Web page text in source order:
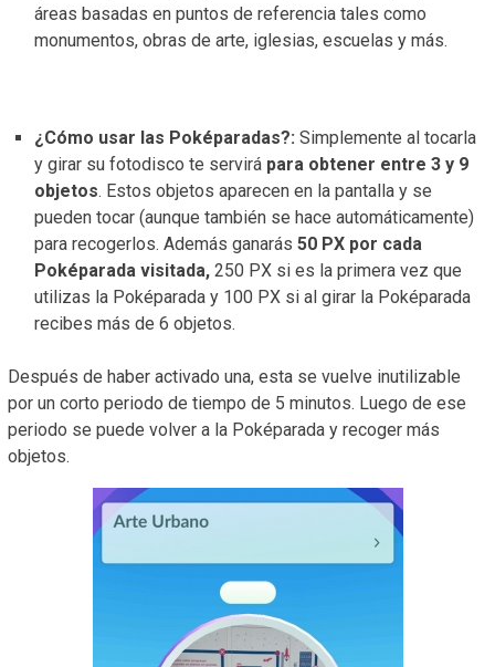
áreas basadas en puntos de referencia tales como
monumentos, obras de arte, iglesias, escuelas y más.
¿Cómo usar las Poképaradas?: Simplemente al tocarla
y girar su fotodisco te servirá para obtener entre 3 y 9
objetos. Estos objetos aparecen en la pantalla y se
pueden tocar (aunque también se hace automáticamente)
para recogerlos. Además ganarás 50 PX por cada
Poképarada visitada, 250 PX si es la primera vez que
utilizas la Poképarada y 100 PX si al girar la Poképarada
recibes más de 6 objetos.
Después de haber activado una, esta se vuelve inutilizable
por un corto periodo de tiempo de 5 minutos. Luego de ese
periodo se puede volver a la Poképarada y recoger más
objetos.